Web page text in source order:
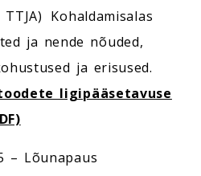
TTJA) Kohaldamisalas
ja nende nõuded,
ja erisused.
ligipääsetavuse
– Lõunapaus